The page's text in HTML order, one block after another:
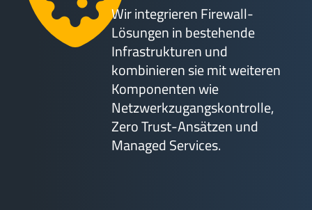
Wir integrieren Firewall-
Lösungen in bestehende
Infrastrukturen und
kombinieren sie mit weiteren
Komponenten wie
Netzwerkzugangskontrolle,
Zero Trust-Ansätzen und
Managed Services.